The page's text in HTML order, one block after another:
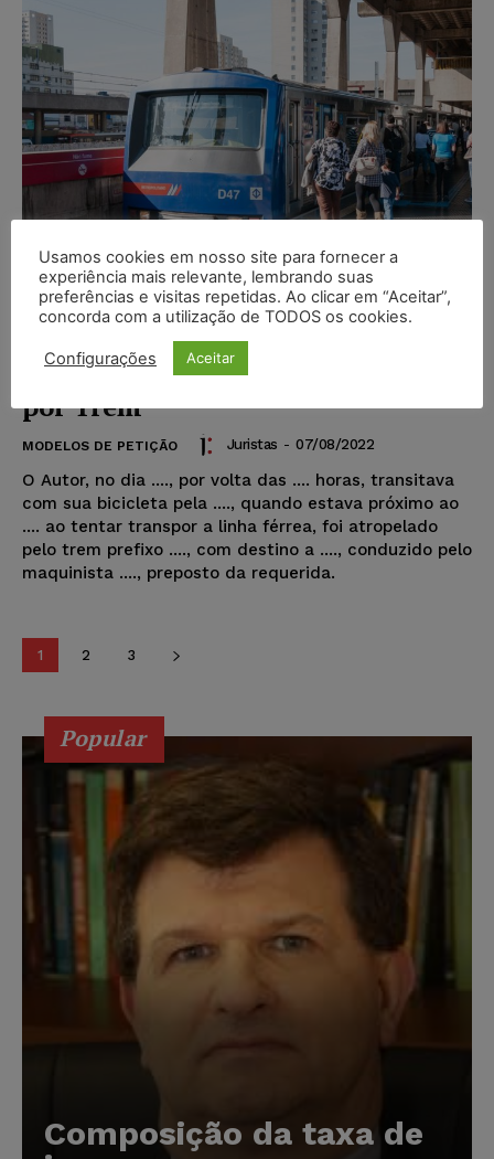
Modelo de Petição – Ação de
Indenização – Autor Atropelado
por Trem
MODELOS DE PETIÇÃO Juristas - 07/08/2022
O Autor, no dia ...., por volta das .... horas, transitava
com sua bicicleta pela ...., quando estava próximo ao
.... ao tentar transpor a linha férrea, foi atropelado
pelo trem prefixo ...., com destino a ...., conduzido pelo
maquinista ...., preposto da requerida.
1 2 3
Popular
Composição da taxa de
Usamos cookies em nosso site para fornecer a
experiência mais relevante, lembrando suas
preferências e visitas repetidas. Ao clicar em “Aceitar”,
concorda com a utilização de TODOS os cookies.
Configurações Aceitar